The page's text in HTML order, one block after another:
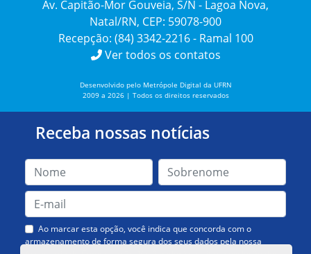
Av. Capitão-Mor Gouveia, S/N - Lagoa Nova,
Natal/RN, CEP: 59078-900
Recepção: (84) 3342-2216 - Ramal 100
Ver todos os contatos
Desenvolvido pelo Metrópole Digital da UFRN
2009 a 2026 | Todos os direitos reservados
Receba nossas notícias
Ao marcar esta opção, você indica que concorda com o
armazenamento de forma segura dos seus dados pela nossa